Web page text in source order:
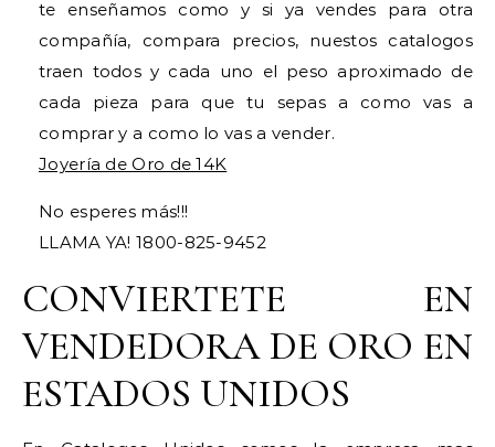
te enseñamos como y si ya vendes para otra
compañía, compara precios, nuestos catalogos
traen todos y cada uno el peso aproximado de
cada pieza para que tu sepas a como vas a
comprar y a como lo vas a vender.
Joyería de Oro de 14K
​No esperes más!!!
LLAMA YA! 1800-825-9452
CONVIERTETE EN
VENDEDORA DE ORO EN
ESTADOS UNIDOS